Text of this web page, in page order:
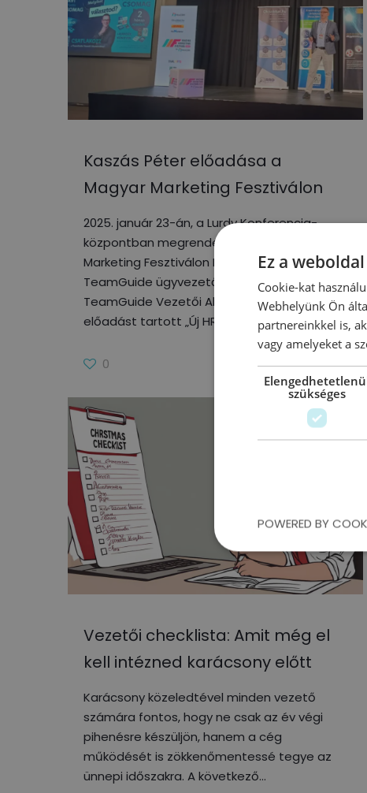
Kaszás Péter előadása a
Magyar Marketing Fesztiválon
2025. január 23-án, a Lurdy Konferencia-
központban megrendezett Magyar
Marketing Fesztiválon Kaszás Péter, a
TeamGuide ügyvezetője, illetve a
TeamGuide Vezetői Akadémia alapítója
előadást tartott „Új HR kihívások,
0 Tovább olvasom
Vezetői checklista: Amit még el
kell intézned karácsony előtt
Karácsony közeledtével minden vezető
számára fontos, hogy ne csak az év végi
pihenésre készüljön, hanem a cég
működését is zökkenőmentessé tegye az
ünnepi időszakra. A következő
Ez a
Cookie-kat
Webhelyünk Ön
partnereinkkel is,
vagy amelyeket a
szükséges
POWERED BY